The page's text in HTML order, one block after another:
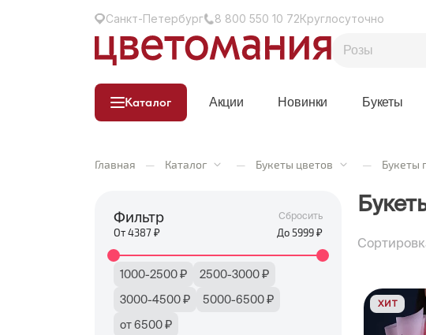
Санкт-Петербург 8 800 550 10 72Круглосуточно
Каталог Акции Новинки Букеты
Главная — Каталог — Букеты цветов — Букеты
Фильтр Сбросить
От4387₽ До 5999₽
1000-2500 ₽
2500-3000 ₽
3000-4500 ₽
5000-6500 ₽
от 6500 ₽
ХИТ